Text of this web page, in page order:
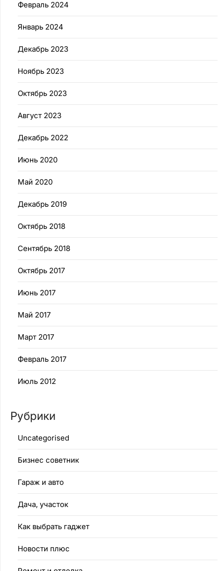
Февраль 2024
Январь 2024
Декабрь 2023
Ноябрь 2023
Октябрь 2023
Август 2023
Декабрь 2022
Июнь 2020
Май 2020
Декабрь 2019
Октябрь 2018
Сентябрь 2018
Октябрь 2017
Июнь 2017
Май 2017
Март 2017
Февраль 2017
Июль 2012
Рубрики
Uncategorised
Бизнес советник
Гараж и авто
Дача, участок
Как выбрать гаджет
Новости плюс